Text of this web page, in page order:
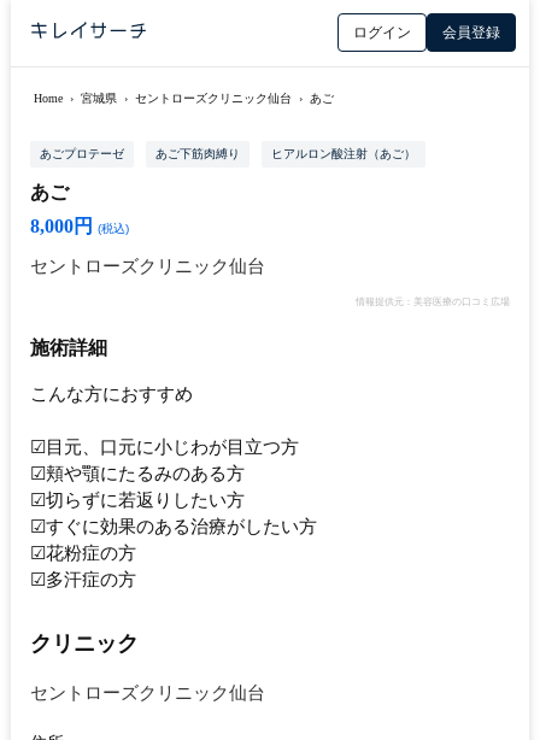
ログイン 会員登録
Home › 宮城県 › セントローズクリニック仙台 › あご
あごプロテーゼ あご下筋肉縛り ヒアルロン酸注射（あご）
あご
8,000円
(税込)
セントローズクリニック仙台
情報提供元：美容医療の口コミ広場
施術詳細
こんな方におすすめ
☑目元、口元に小じわが目立つ方
☑頬や顎にたるみのある方
☑切らずに若返りしたい方
☑すぐに効果のある治療がしたい方
☑花粉症の方
☑多汗症の方
クリニック
セントローズクリニック仙台